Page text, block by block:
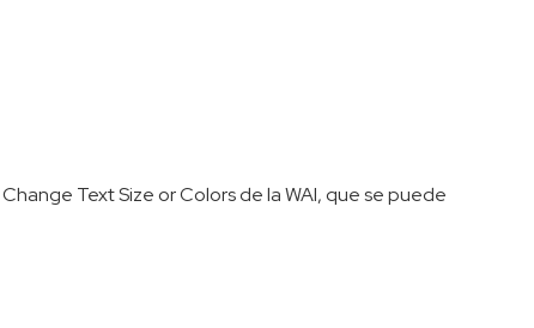
Text Size or Colors de la WAI, que se puede